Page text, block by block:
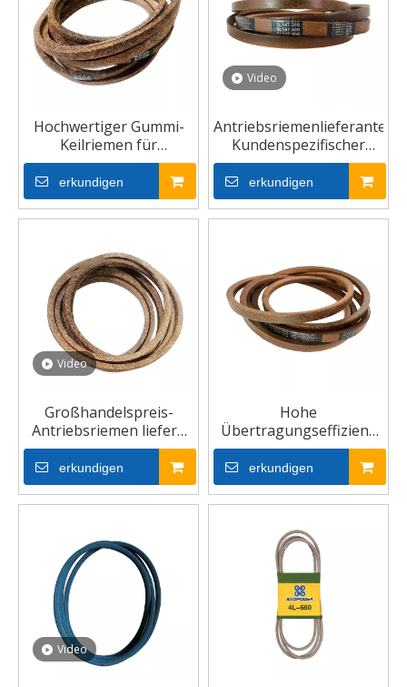
Hochwertiger Gummi-
Keilriemen für
Rasenmäher
erkundigen
Video
Antriebsriemenlieferanten
Kundenspezifischer
Keilriemen
erkundigen
Video
Großhandelspreis-
Antriebsriemen liefern
Gummi-Rasen- und
Garten-Keilriemen
erkundigen
Hohe
Übertragungseffizienz
3L 4L 5L Industrie-
Keilriemen aus Canvas-
Gummi für Rasen und
Garten
erkundigen
Video